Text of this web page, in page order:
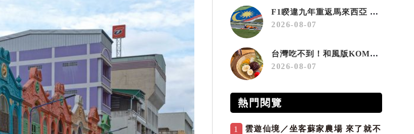
F1睽違九年重返馬來西亞 三大國際賽事打造10月運動旅遊熱潮 賽車、自行車、路跑同週登場
2026-08-07
台灣吃不到！和風版KOMEDA咖啡讓你吃遍名古屋在地美食
2026-08-07
熱門閱覽
1
雲遊仙境／坐客蘇家農場 來了就不